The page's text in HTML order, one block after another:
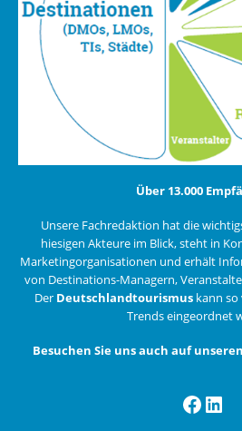
Über 13.000
Unsere Fachredaktion hat die
hiesigen Akteure im Blick, steht in
Marketingorganisationen und erhält
von Destinations-Managern,
Der Deutschlandtourismus kann
Trends eingeordnet
Besuchen Sie uns auch auf